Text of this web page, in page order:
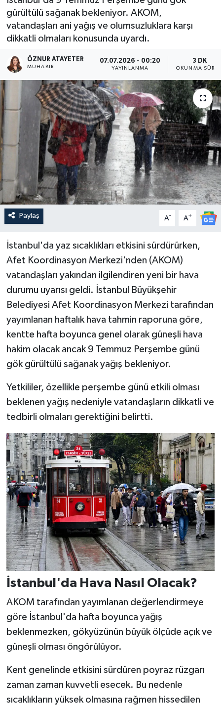
gürültülü sağanak bekleniyor. AKOM,
vatandaşları ani yağış ve olumsuzluklara karşı
dikkatli olmaları konusunda uyardı.
ÖZNUR ATAYETER
MUHABIR
07.07.2026 - 00:20
YAYINLANMA
3 DK
OKUNMA
Paylaş A- A+
İstanbul'da yaz sıcaklıkları etkisini sürdürürken,
Afet Koordinasyon Merkezi'nden (AKOM)
vatandaşları yakından ilgilendiren yeni bir hava
durumu uyarısı geldi. İstanbul Büyükşehir
Belediyesi Afet Koordinasyon Merkezi tarafından
yayımlanan haftalık hava tahmin raporuna göre,
kentte hafta boyunca genel olarak güneşli hava
hakim olacak ancak 9 Temmuz Perşembe günü
gök gürültülü sağanak yağış bekleniyor.
Yetkililer, özellikle perşembe günü etkili olması
beklenen yağış nedeniyle vatandaşların dikkatli ve
tedbirli olmaları gerektiğini belirtti.
İstanbul'da Hava Nasıl Olacak?
AKOM tarafından yayımlanan değerlendirmeye
göre İstanbul'da hafta boyunca yağış
beklenmezken, gökyüzünün büyük ölçüde açık ve
güneşli olması öngörülüyor.
Kent genelinde etkisini sürdüren poyraz rüzgarı
zaman zaman kuvvetli esecek. Bu nedenle
sıcaklıkların yüksek olmasına rağmen hissedilen